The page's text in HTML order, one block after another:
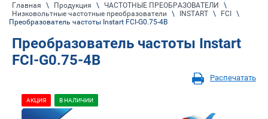
Главная \ Продукция \ ЧАСТОТНЫЕ ПРЕОБРАЗОВАТЕЛИ
\
Низковольтные частотные преобразователи
\ INSTART \ FCI \
Преобразователь частоты Instart FCI-G0.75-4B
Преобразователь частоты Instart
FCI-G0.75-4B
Распечатать
АКЦИЯ В НАЛИЧИИ